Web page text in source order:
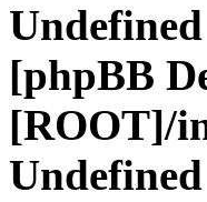
[phpBB
[ROOT]/